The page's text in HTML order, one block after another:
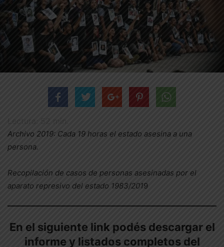
Archivo 2019: Cada 19 horas el estado asesina a una
persona.
Recopilación de casos de personas asesinadas por el
aparato represivo del estado 1983/2019
En el siguiente link podés descargar el
informe y listados completos del